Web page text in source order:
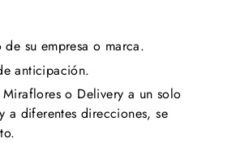
su empresa o marca.
anticipación.
o Delivery a un solo
a diferentes direcciones, se